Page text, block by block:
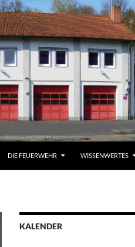
DIE FEUERWEHR WISSENWERTES
KALENDER